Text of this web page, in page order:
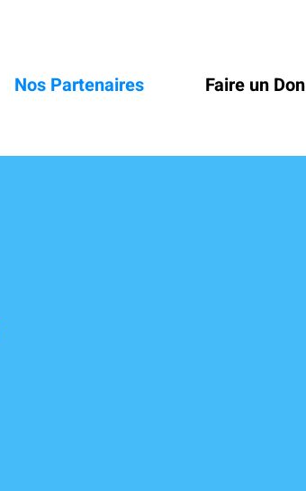
Nos Partenaires Faire un Don